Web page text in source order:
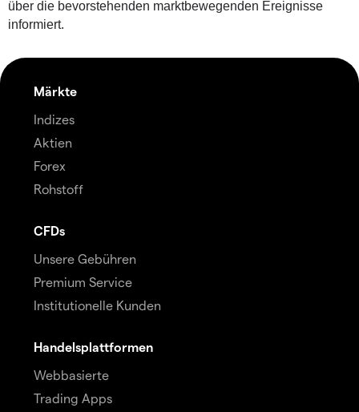
über die bevorstehenden marktbewegenden Ereignisse
informiert.
Märkte
Indizes
Aktien
Forex
Rohstoff
CFDs
Unsere Gebühren
Premium Service
Institutionelle Kunden
Handelsplattformen
Webbasierte
Trading Apps